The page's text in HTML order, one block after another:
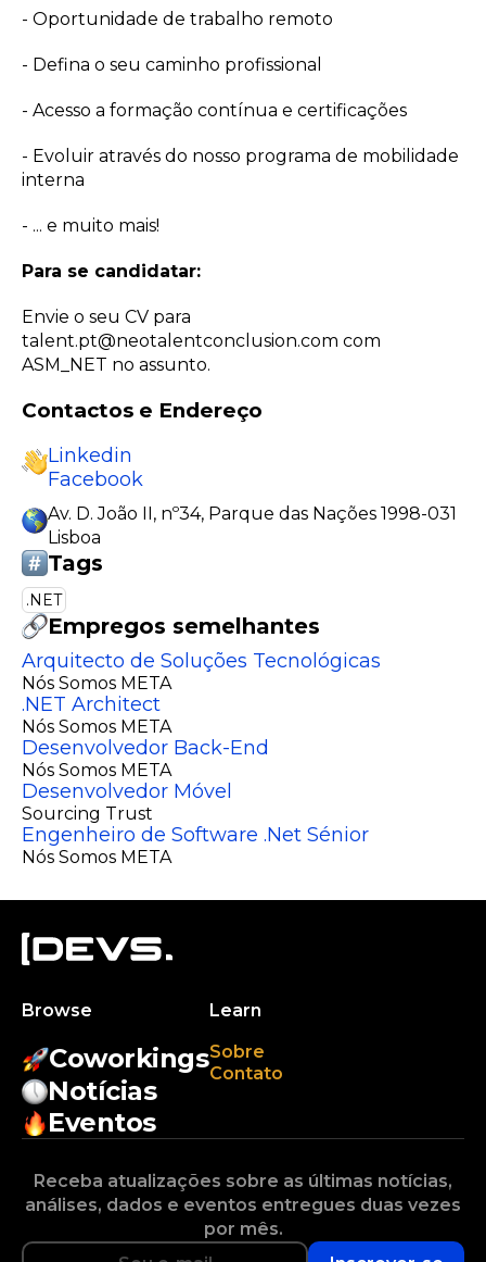
- Oportunidade de trabalho remoto
- Defina o seu caminho profissional
- Acesso a formação contínua e certificações
- Evoluir através do nosso programa de mobilidade
interna
- ... e muito mais!
Para se candidatar:
Envie o seu CV para
talent.pt@neotalentconclusion.com com
ASM_NET no assunto.
Contactos e Endereço
Linkedin
Facebook
Av. D. João II, nº34, Parque das Nações 1998-031
Lisboa
Tags
.NET
Empregos semelhantes
Arquitecto de Soluções Tecnológicas
Nós Somos META
.NET Architect
Nós Somos META
Desenvolvedor Back-End
Nós Somos META
Desenvolvedor Móvel
Sourcing Trust
Engenheiro de Software .Net Sénior
Nós Somos META
Browse
Coworkings
Notícias
Eventos
Learn
Sobre
Contato
Receba atualizações sobre as últimas notícias,
análises, dados e eventos entregues duas vezes
por mês.